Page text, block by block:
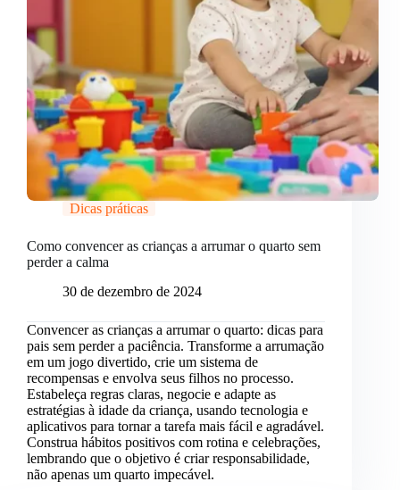
Dicas práticas
Como convencer as crianças a arrumar o quarto sem
perder a calma
30 de dezembro de 2024
Convencer as crianças a arrumar o quarto: dicas para
pais sem perder a paciência. Transforme a arrumação
em um jogo divertido, crie um sistema de
recompensas e envolva seus filhos no processo.
Estabeleça regras claras, negocie e adapte as
estratégias à idade da criança, usando tecnologia e
aplicativos para tornar a tarefa mais fácil e agradável.
Construa hábitos positivos com rotina e celebrações,
lembrando que o objetivo é criar responsabilidade,
não apenas um quarto impecável.